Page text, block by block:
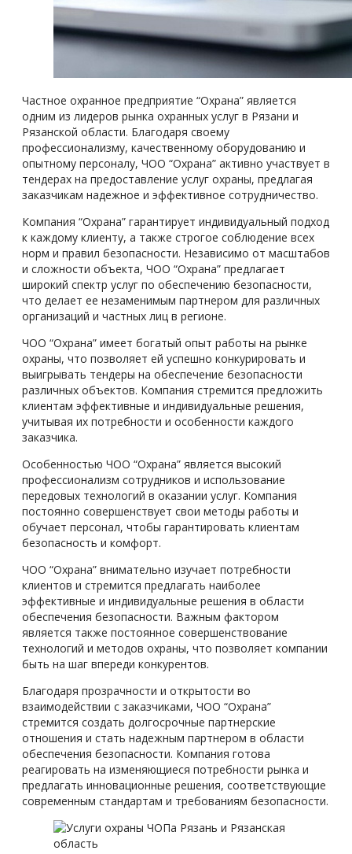
Частное охранное предприятие “Охрана” является
одним из лидеров рынка охранных услуг в Рязани и
Рязанской области. Благодаря своему
профессионализму, качественному оборудованию и
опытному персоналу, ЧОО “Охрана” активно участвует в
тендерах на предоставление услуг охраны, предлагая
заказчикам надежное и эффективное сотрудничество.
Компания “Охрана” гарантирует индивидуальный подход
к каждому клиенту, а также строгое соблюдение всех
норм и правил безопасности. Независимо от масштабов
и сложности объекта, ЧОО “Охрана” предлагает
широкий спектр услуг по обеспечению безопасности,
что делает ее незаменимым партнером для различных
организаций и частных лиц в регионе.
ЧОО “Охрана” имеет богатый опыт работы на рынке
охраны, что позволяет ей успешно конкурировать и
выигрывать тендеры на обеспечение безопасности
различных объектов. Компания стремится предложить
клиентам эффективные и индивидуальные решения,
учитывая их потребности и особенности каждого
заказчика.
Особенностью ЧОО “Охрана” является высокий
профессионализм сотрудников и использование
передовых технологий в оказании услуг. Компания
постоянно совершенствует свои методы работы и
обучает персонал, чтобы гарантировать клиентам
безопасность и комфорт.
ЧОО “Охрана” внимательно изучает потребности
клиентов и стремится предлагать наиболее
эффективные и индивидуальные решения в области
обеспечения безопасности. Важным фактором
является также постоянное совершенствование
технологий и методов охраны, что позволяет компании
быть на шаг впереди конкурентов.
Благодаря прозрачности и открытости во
взаимодействии с заказчиками, ЧОО “Охрана”
стремится создать долгосрочные партнерские
отношения и стать надежным партнером в области
обеспечения безопасности. Компания готова
реагировать на изменяющиеся потребности рынка и
предлагать инновационные решения, соответствующие
современным стандартам и требованиям безопасности.